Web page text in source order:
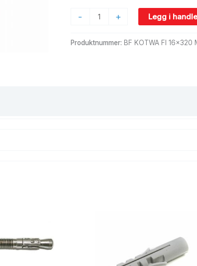
- + Legg i
Produktnummer: BF KOTWA FI 16x320